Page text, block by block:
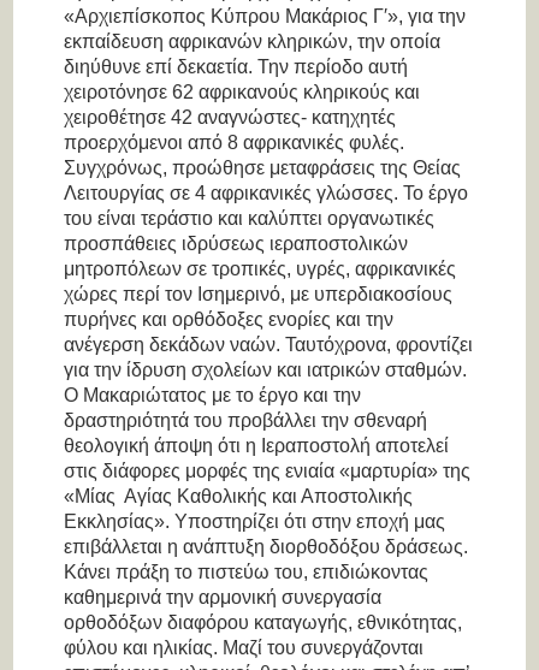
«Αρχιεπίσκοπος Κύπρου Μακάριος Γ′», για την
εκπαίδευση αφρικανών κληρικών, την οποία
διηύθυνε επί δεκαετία. Την περίοδο αυτή
χειροτόνησε 62 αφρικανούς κληρικούς και
χειροθέτησε 42 αναγνώστες- κατηχητές
προερχόμενοι από 8 αφρικανικές φυλές.
Συγχρόνως, προώθησε μεταφράσεις της Θείας
Λειτουργίας σε 4 αφρικανικές γλώσσες. Το έργο
του είναι τεράστιο και καλύπτει οργανωτικές
προσπάθειες ιδρύσεως ιεραποστολικών
μητροπόλεων σε τροπικές, υγρές, αφρικανικές
χώρες περί τον Ισημερινό, με υπερδιακοσίους
πυρήνες και ορθόδοξες ενορίες και την
ανέγερση δεκάδων ναών. Ταυτόχρονα, φροντίζει
για την ίδρυση σχολείων και ιατρικών σταθμών.
Ο Μακαριώτατος με το έργο και την
δραστηριότητά του προβάλλει την σθεναρή
θεολογική άποψη ότι η Ιεραποστολή αποτελεί
στις διάφορες μορφές της ενιαία «μαρτυρία» της
«Μίας Αγίας Καθολικής και Αποστολικής
Εκκλησίας». Υποστηρίζει ότι στην εποχή μας
επιβάλλεται η ανάπτυξη διορθοδόξου δράσεως.
Κάνει πράξη το πιστεύω του, επιδιώκοντας
καθημερινά την αρμονική συνεργασία
ορθοδόξων διαφόρου καταγωγής, εθνικότητας,
φύλου και ηλικίας. Μαζί του συνεργάζονται